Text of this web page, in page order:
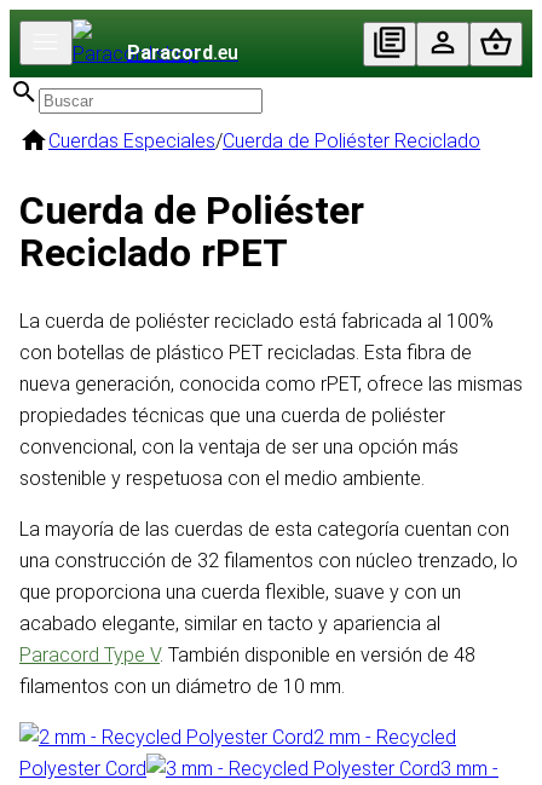
Paracord.eu
Cuerdas Especiales/Cuerda de Poliéster Reciclado
Cuerda de Poliéster
Reciclado rPET
La cuerda de poliéster reciclado está fabricada al 100%
con botellas de plástico PET recicladas. Esta fibra de
nueva generación, conocida como rPET, ofrece las mismas
propiedades técnicas que una cuerda de poliéster
convencional, con la ventaja de ser una opción más
sostenible y respetuosa con el medio ambiente.
La mayoría de las cuerdas de esta categoría cuentan con
una construcción de 32 filamentos con núcleo trenzado, lo
que proporciona una cuerda flexible, suave y con un
acabado elegante, similar en tacto y apariencia al
Paracord Type V. También disponible en versión de 48
filamentos con un diámetro de 10 mm.
2 mm - Recycled
Polyester Cord
3 mm -